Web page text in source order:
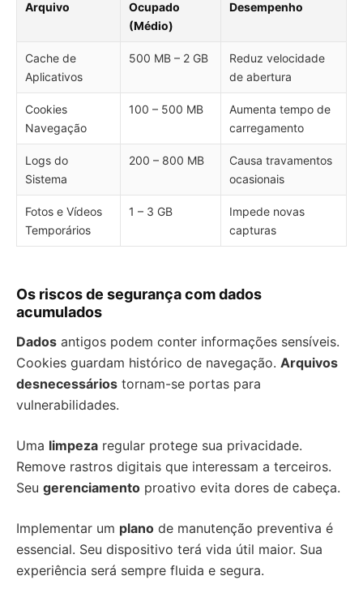
Arquivo
Ocupado
(Médio)
Desempenho
Cache de
Aplicativos
500 MB – 2 GB
Reduz velocidade
de abertura
Cookies
Navegação
100 – 500 MB
Aumenta tempo de
carregamento
Logs do
Sistema
200 – 800 MB
Causa travamentos
ocasionais
Fotos e Vídeos
Temporários
1 – 3 GB
Impede novas
capturas
Os riscos de segurança com dados
acumulados
Dados antigos podem conter informações sensíveis.
Cookies guardam histórico de navegação. Arquivos
desnecessários tornam-se portas para
vulnerabilidades.
Uma limpeza regular protege sua privacidade.
Remove rastros digitais que interessam a terceiros.
Seu gerenciamento proativo evita dores de cabeça.
Implementar um plano de manutenção preventiva é
essencial. Seu dispositivo terá vida útil maior. Sua
experiência será sempre fluida e segura.